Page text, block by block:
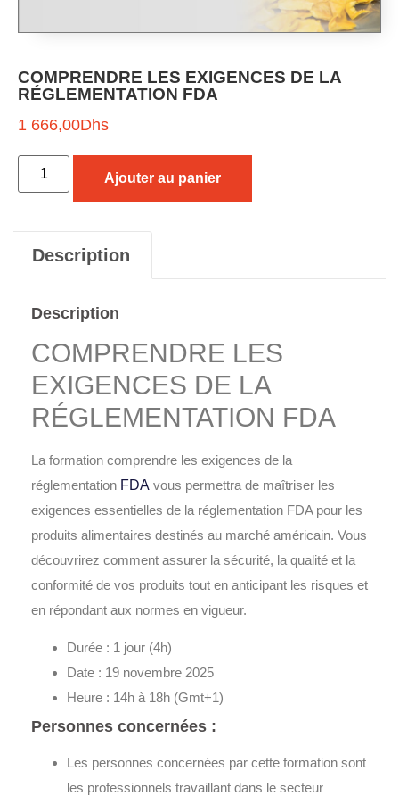
COMPRENDRE LES EXIGENCES DE LA
RÉGLEMENTATION FDA
1 666,00Dhs
Ajouter au panier
Description
Description
COMPRENDRE LES
EXIGENCES DE LA
RÉGLEMENTATION FDA
La formation comprendre les exigences de la
réglementation FDA vous permettra de maîtriser les
exigences essentielles de la réglementation FDA pour les
produits alimentaires destinés au marché américain. Vous
découvrirez comment assurer la sécurité, la qualité et la
conformité de vos produits tout en anticipant les risques et
en répondant aux normes en vigueur.
Durée : 1 jour (4h)
Date : 19 novembre 2025
Heure : 14h à 18h (Gmt+1)
Personnes concernées :
Les personnes concernées par cette formation sont
les professionnels travaillant dans le secteur